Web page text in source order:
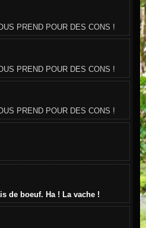
PREND POUR DES CONS !
PREND POUR DES CONS !
PREND POUR DES CONS !
de boeuf. Ha ! La vache !